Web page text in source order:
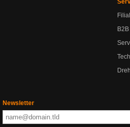
B2B
Newsletter